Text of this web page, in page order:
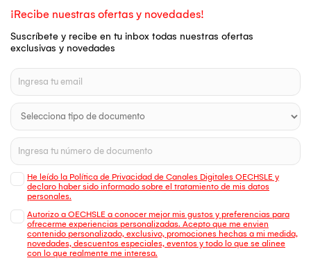
¡Recibe nuestras ofertas y novedades!
Suscríbete y recibe en tu inbox todas nuestras ofertas
exclusivas y novedades
He leído la Política de Privacidad de Canales Digitales OECHSLE y
declaro haber sido informado sobre el tratamiento de mis datos
personales.
Autorizo a OECHSLE a conocer mejor mis gustos y preferencias para
ofrecerme experiencias personalizadas. Acepto que me envien
contenido personalizado, exclusivo, promociones hechas a mi medida,
novedades, descuentos especiales, eventos y todo lo que se alinee
con lo que realmente me interesa.